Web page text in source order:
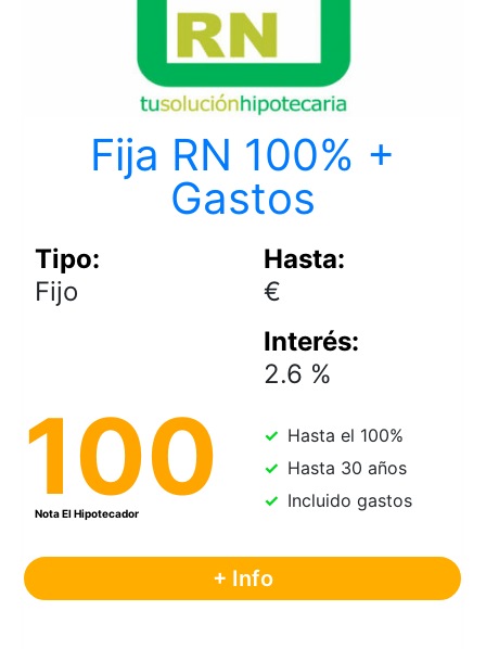
Fijo
2.6
100
Hasta el 100%
Hasta 30 años
Incluido gastos
Fija RN 100% +
Gastos
+ Info